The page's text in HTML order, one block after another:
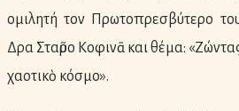
ομιλητή τον Πρωτοπρεσβύτερο
Δρα Σταῦρο Κοφινᾶ και θέμα:
χαοτικὸ κόσμο».